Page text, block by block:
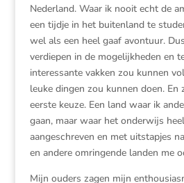
Nederland. Waar ik nooit echt de
een tijdje in het buitenland te
wel als een heel gaaf avontuur.
verdiepen in de mogelijkheden en
interessante vakken zou kunnen
leuke dingen zou kunnen doen.
eerste keuze. Een land waar ik
gaan, maar waar het onderwijs
aangeschreven en met uitstapjes
en andere omringende landen me
Mijn ouders zagen mijn